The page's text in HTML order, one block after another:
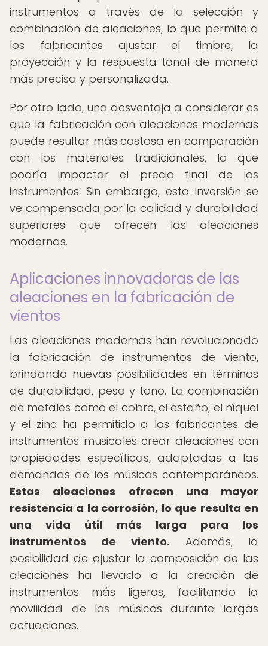
instrumentos a través de la selección y
combinación de aleaciones, lo que permite a
los fabricantes ajustar el timbre, la
proyección y la respuesta tonal de manera
más precisa y personalizada.
Por otro lado, una desventaja a considerar es
que la fabricación con aleaciones modernas
puede resultar más costosa en comparación
con los materiales tradicionales, lo que
podría impactar el precio final de los
instrumentos. Sin embargo, esta inversión se
ve compensada por la calidad y durabilidad
superiores que ofrecen las aleaciones
modernas.
Aplicaciones innovadoras de las
aleaciones en la fabricación de
vientos
Las aleaciones modernas han revolucionado
la fabricación de instrumentos de viento,
brindando nuevas posibilidades en términos
de durabilidad, peso y tono. La combinación
de metales como el cobre, el estaño, el níquel
y el zinc ha permitido a los fabricantes de
instrumentos musicales crear aleaciones con
propiedades específicas, adaptadas a las
demandas de los músicos contemporáneos.
Estas aleaciones ofrecen una mayor
resistencia a la corrosión, lo que resulta en
una vida útil más larga para los
instrumentos de viento. Además, la
posibilidad de ajustar la composición de las
aleaciones ha llevado a la creación de
instrumentos más ligeros, facilitando la
movilidad de los músicos durante largas
actuaciones.